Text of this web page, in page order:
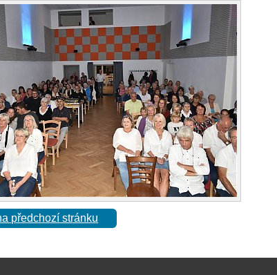
předchozí stránku